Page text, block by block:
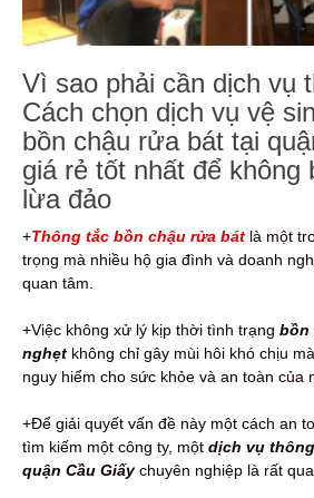
Vì sao phải cần dịch vụ
Cách chọn dịch vụ vệ
bồn chậu rửa bát tại
giá rẻ tốt nhất để không
lừa đảo
+Thông tắc bồn chậu rửa bát là một
trọng mà nhiều hộ gia đình và doanh
quan tâm.
+Việc không xử lý kịp thời tình trạng bồn
nghẹt không chỉ gây mùi hôi khó chịu
nguy hiểm cho sức khỏe và an toàn của
+Để giải quyết vấn đề này một cách an
tìm kiếm một công ty, một dịch vụ
quận Cầu Giấychuyên nghiệp là rất